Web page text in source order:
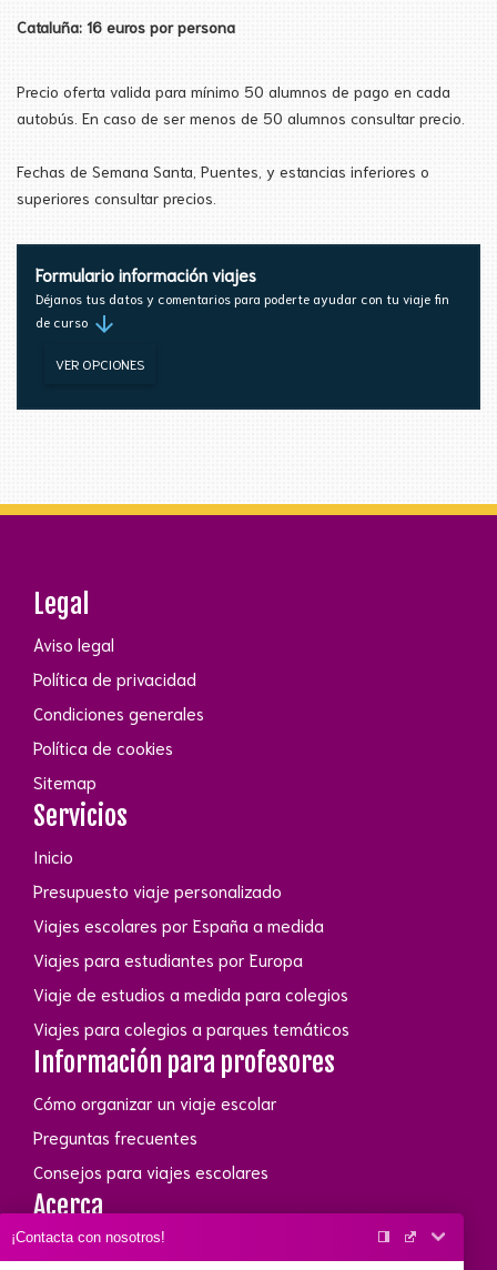
Cataluña: 16 euros por persona
Precio oferta valida para mínimo 50 alumnos de pago en cada
autobús. En caso de ser menos de 50 alumnos consultar precio.
Fechas de Semana Santa, Puentes, y estancias inferiores o
superiores consultar precios.
Formulario información viajes
Déjanos tus datos y comentarios para poderte ayudar con tu viaje fin
de curso arrow_downward
VER OPCIONES
Legal
Aviso legal
Política de privacidad
Condiciones generales
Política de cookies
Sitemap
Servicios
Inicio
Presupuesto viaje personalizado
Viajes escolares por España a medida
Viajes para estudiantes por Europa
Viaje de estudios a medida para colegios
Viajes para colegios a parques temáticos
Información para profesores
Cómo organizar un viaje escolar
Preguntas frecuentes
Consejos para viajes escolares
Acerca
Conócenos
¡Contacta con nosotros!